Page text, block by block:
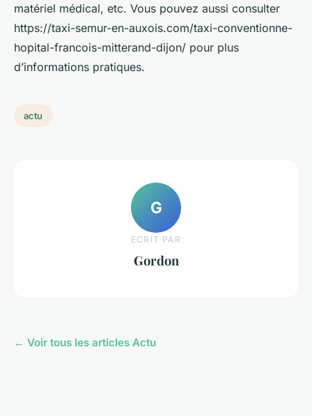
matériel médical, etc. Vous pouvez aussi consulter
https://taxi-semur-en-auxois.com/taxi-conventionne-
hopital-francois-mitterand-dijon/ pour plus
d’informations pratiques.
actu
G
ECRIT PAR
Gordon
← Voir tous les articles Actu